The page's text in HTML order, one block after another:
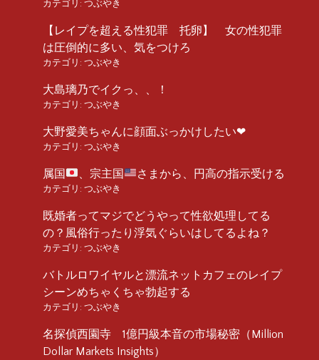
カテゴリ: つぶやき
【レイプを超える性犯罪 托卵】 女の性犯罪
は圧倒的に多い、気をつけろ
カテゴリ: つぶやき
大島璃乃でイクっ、、！
カテゴリ: つぶやき
大野愛美ちゃんに顔面ぶっかけしたい❤︎
カテゴリ: つぶやき
属国 、宗主国 さまから、円高の指示受ける
カテゴリ: つぶやき
既婚者ってマジでどうやって性欲処理してる
の？風俗行ったり浮気ぐらいはしてるよね？
カテゴリ: つぶやき
バトルロワイヤルと漂流ネットカフェのレイプ
シーンめちゃくちゃ勃起する
カテゴリ: つぶやき
名探偵西園寺 1億円級本音の市場秘密（Million
Dollar Markets Insights）